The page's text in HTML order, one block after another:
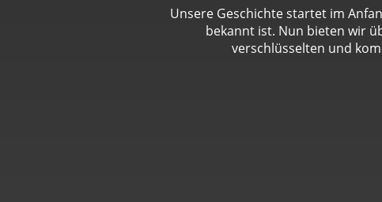
Unsere Geschichte startet im
bekannt ist. Nun bieten wir
verschlüsselten und